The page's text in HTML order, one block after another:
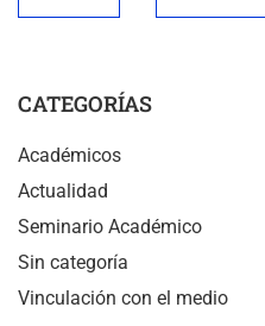
CATEGORÍAS
Académicos
Actualidad
Seminario Académico
Sin categoría
Vinculación con el medio